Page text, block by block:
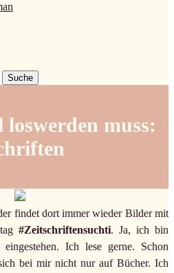
Suche
loswerden muss:
findet dort immer wieder Bilder mit
#Zeitschriftensuchti. Ja, ich bin
Ich lese gerne. Schon
bei mir nicht nur auf Bücher. Ich